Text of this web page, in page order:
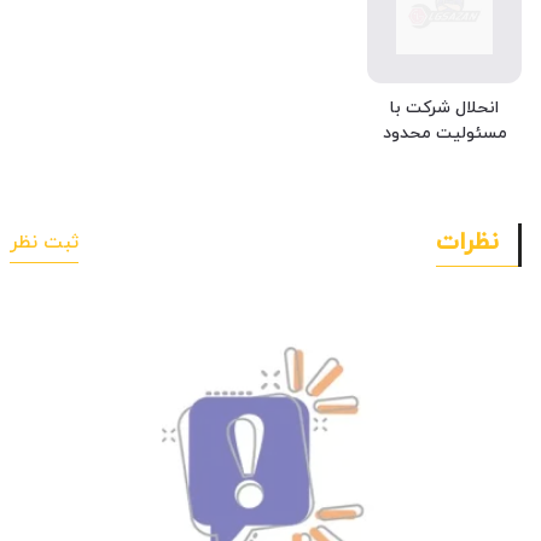
انحلال شرکت با
مسئولیت محدود
نظرات ثبت نظر